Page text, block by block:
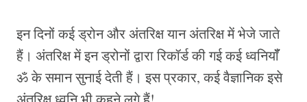
इन दिनों कई ड्रोन और अंतरिक्ष यान अंतरिक्ष में भेजे जाते
हैं। अंतरिक्ष में इन ड्रोनों द्वारा रिकॉर्ड की गई कई ध्वनियॉँ
ॐ के समान सुनाई देती हैं। इस प्रकार, कई वैज्ञानिक इसे